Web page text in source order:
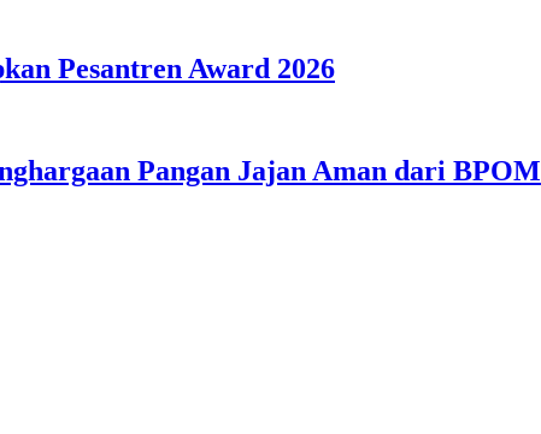
Pesantren Award 2026
Pangan Jajan Aman dari BPOM